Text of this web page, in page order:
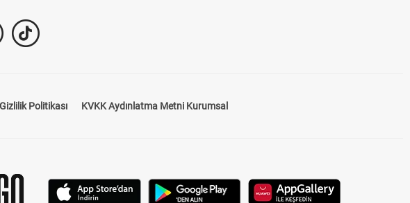
Gizlilik Politikası KVKK Aydınlatma Metni Kurumsal